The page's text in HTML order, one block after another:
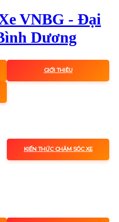
GIỚI THIỆU
KIẾN THỨC CHĂM SÓC XE